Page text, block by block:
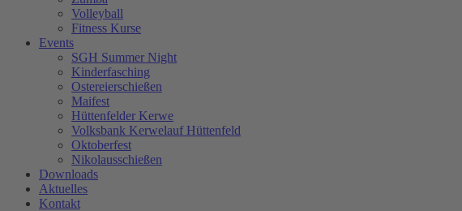
Volleyball
Fitness Kurse
Events
SGH Summer Night
Kinderfasching
Ostereierschießen
Maifest
Hüttenfelder Kerwe
Volksbank Kerwelauf Hüttenfeld
Oktoberfest
Nikolausschießen
Downloads
Aktuelles
Kontakt